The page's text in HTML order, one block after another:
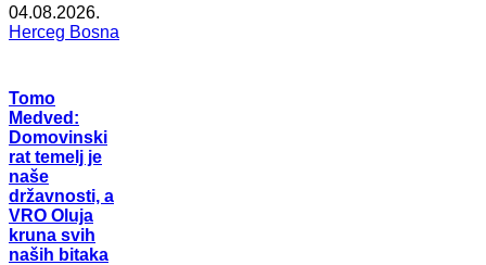
04.08.2026.
Herceg Bosna
Tomo
Medved:
Domovinski
rat temelj je
naše
državnosti, a
VRO Oluja
kruna svih
naših bitaka